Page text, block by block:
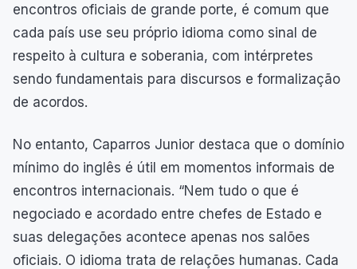
encontros oficiais de grande porte, é comum que
cada país use seu próprio idioma como sinal de
respeito à cultura e soberania, com intérpretes
sendo fundamentais para discursos e formalização
de acordos.
No entanto, Caparros Junior destaca que o domínio
mínimo do inglês é útil em momentos informais de
encontros internacionais. “Nem tudo o que é
negociado e acordado entre chefes de Estado e
suas delegações acontece apenas nos salões
oficiais. O idioma trata de relações humanas. Cada